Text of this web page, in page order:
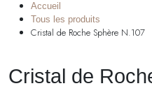
Accueil
Tous les produits
Cristal de Roche Sphère N.107
Cristal de